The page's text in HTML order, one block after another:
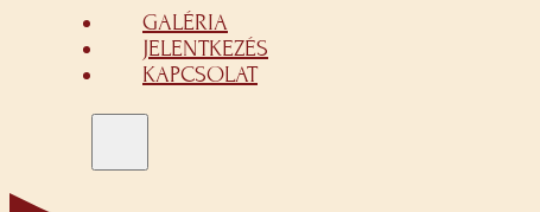
GALÉRIA
JELENTKEZÉS
KAPCSOLAT